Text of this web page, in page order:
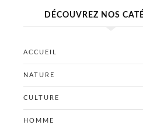
DÉCOUVREZ NOS
ACCUEIL
NATURE
CULTURE
HOMME